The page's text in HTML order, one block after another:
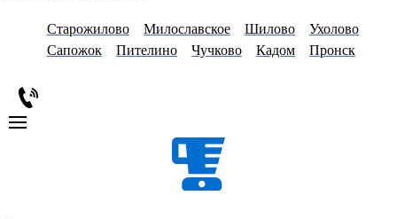
Старожилово Милославское Шилово
Ухолово
Сапожок
Пителино Чучково Кадом Пронск